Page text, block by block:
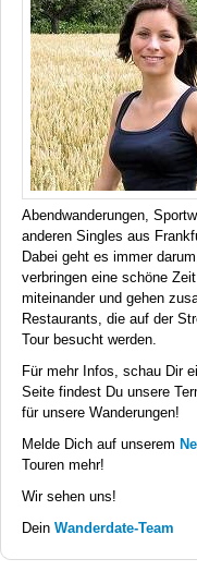
Abendwanderungen,
anderen Singles aus
Dabei geht es immer
verbringen eine schöne
miteinander und gehen
Restaurants, die auf der
Tour besucht werden.
Für mehr Infos, schau Dir
Seite findest Du unsere
für unsere Wanderungen!
Melde Dich auf unserem
Touren mehr!
Wir sehen uns!
Dein Wanderdate-Team